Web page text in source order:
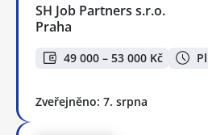
SH Job Partners s.r.o.
Praha
49 000 – 53 000 Kč
Zveřejněno: 7. srpna